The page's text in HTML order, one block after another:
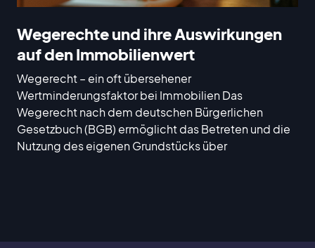
Wegerechte und ihre Auswirkungen
auf den Immobilienwert
Wegerecht – ein oft übersehener
Wertminderungsfaktor bei Immobilien Das
Wegerecht nach dem deutschen Bürgerlichen
Gesetzbuch (BGB) ermöglicht das Betreten und die
Nutzung des eigenen Grundstücks über